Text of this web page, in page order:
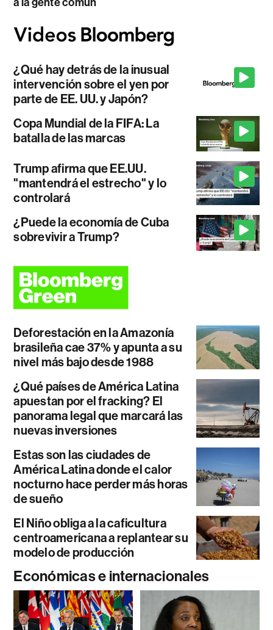
¿Qué hay detrás de la inusual
intervención sobre el yen por
parte de EE. UU. y Japón?
Copa Mundial de la FIFA: La
batalla de las marcas
Trump afirma que EE.UU.
"mantendrá el estrecho" y lo
controlará
¿Puede la economía de Cuba
sobrevivir a Trump?
Deforestación en la Amazonía
brasileña cae 37% y apunta a su
nivel más bajo desde 1988
¿Qué países de América Latina
apuestan por el fracking? El
panorama legal que marcará las
nuevas inversiones
Estas son las ciudades de
América Latina donde el calor
nocturno hace perder más horas
de sueño
El Niño obliga a la caficultura
centroamericana a replantear su
modelo de producción
Económicas e internacionales